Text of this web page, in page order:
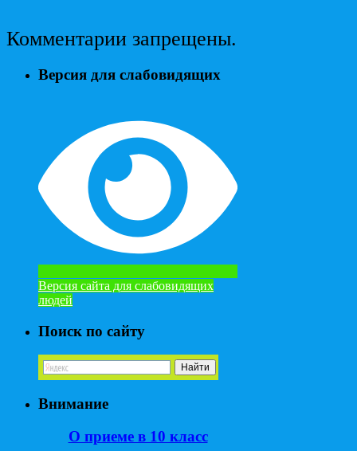
Комментарии запрещены.
Версия для слабовидящих
Версия сайта для слабовидящих
людей
Поиск по сайту
Внимание
О приеме в 10 класс